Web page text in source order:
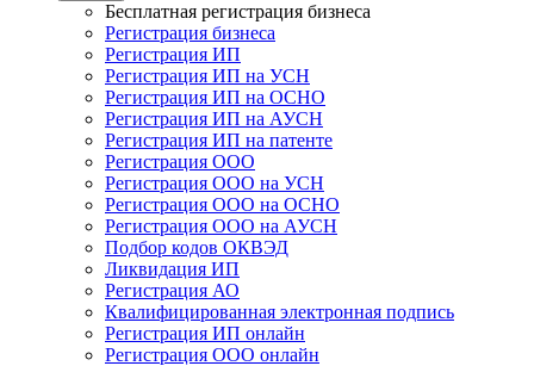
Бесплатная регистрация бизнеса
Регистрация бизнеса
Регистрация ИП
Регистрация ИП на УСН
Регистрация ИП на ОСНО
Регистрация ИП на АУСН
Регистрация ИП на патенте
Регистрация ООО
Регистрация ООО на УСН
Регистрация ООО на ОСНО
Регистрация ООО на АУСН
Подбор кодов ОКВЭД
Ликвидация ИП
Регистрация АО
Квалифицированная электронная подпись
Регистрация ИП онлайн
Регистрация ООО онлайн